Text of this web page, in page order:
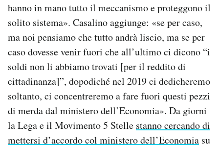
hanno in mano tutto il meccanismo e proteggono il
solito sistema». Casalino aggiunge: «se per caso,
ma noi pensiamo che tutto andrà liscio, ma se per
caso dovesse venir fuori che all’ultimo ci dicono “i
soldi non li abbiamo trovati [per il reddito di
cittadinanza]”, dopodiché nel 2019 ci dedicheremo
soltanto, ci concentreremo a fare fuori questi pezzi
di merda dal ministero dell’Economia». Da giorni
la Lega e il Movimento 5 Stelle stanno cercando di
mettersi d’accordo col ministero dell’Economia su